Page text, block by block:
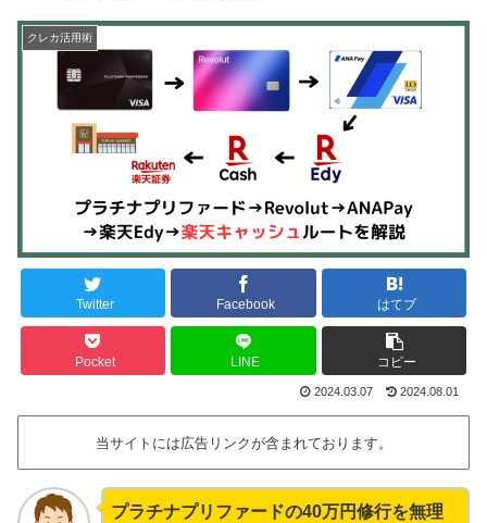
クレカ活用術
Twitter Facebook はてブ
Pocket LINE コピー
2024.03.07 2024.08.01
当サイトには広告リンクが含まれております。
プラチナプリファードの40万円修行を無理